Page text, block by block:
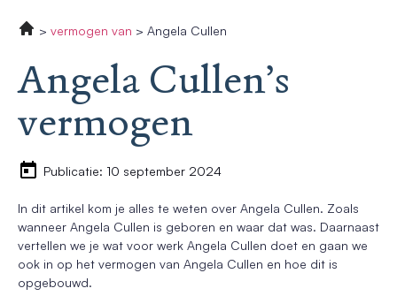
vermogen van Angela Cullen
Angela Cullen’s
vermogen
Publicatie: 10 september 2024
In dit artikel kom je alles te weten over Angela Cullen. Zoals
wanneer Angela Cullen is geboren en waar dat was. Daarnaast
vertellen we je wat voor werk Angela Cullen doet en gaan we
ook in op het vermogen van Angela Cullen en hoe dit is
opgebouwd.